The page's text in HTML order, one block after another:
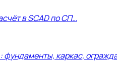
в SCAD по СП…
каркас,